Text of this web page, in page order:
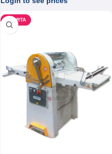
OFERTA